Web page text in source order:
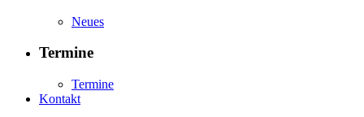
Neues
Termine
Termine
Kontakt